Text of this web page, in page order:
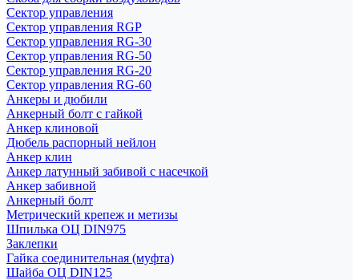
Сектор управления
Сектор управления RGP
Сектор управления RG-30
Сектор управления RG-50
Сектор управления RG-20
Сектор управления RG-60
Анкеры и дюбили
Анкерный болт с гайкой
Анкер клиновой
Дюбель распорный нейлон
Анкер клин
Анкер латунный забивой с насечкой
Анкер забивной
Анкерный болт
Метрический крепеж и метизы
Шпилька ОЦ DIN975
Заклепки
Гайка соединительная (муфта)
Шайба ОЦ DIN125